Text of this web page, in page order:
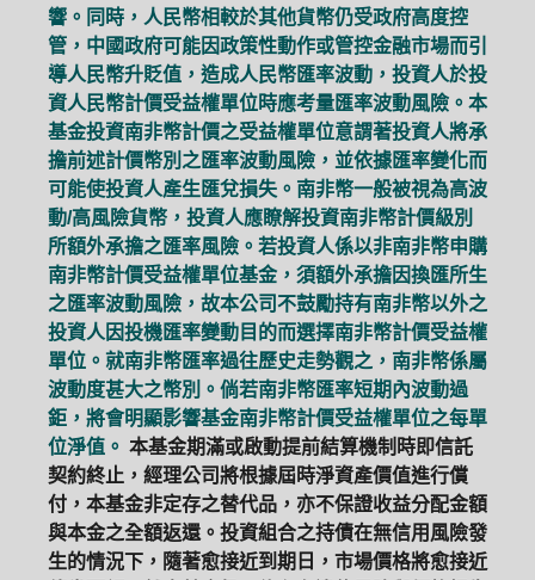
響。同時，人民幣相較於其他貨幣仍受政府高度控
管，中國政府可能因政策性動作或管控金融市場而引
導人民幣升貶值，造成人民幣匯率波動，投資人於投
資人民幣計價受益權單位時應考量匯率波動風險。本
基金投資南非幣計價之受益權單位意謂著投資人將承
擔前述計價幣別之匯率波動風險，並依據匯率變化而
可能使投資人產生匯兌損失。南非幣一般被視為高波
動/高風險貨幣，投資人應瞭解投資南非幣計價級別
所額外承擔之匯率風險。若投資人係以非南非幣申購
南非幣計價受益權單位基金，須額外承擔因換匯所生
之匯率波動風險，故本公司不鼓勵持有南非幣以外之
投資人因投機匯率變動目的而選擇南非幣計價受益權
單位。就南非幣匯率過往歷史走勢觀之，南非幣係屬
波動度甚大之幣別。倘若南非幣匯率短期內波動過
鉅，將會明顯影響基金南非幣計價受益權單位之每單
位淨值。 本基金期滿或啟動提前結算機制時即信託
契約終止，經理公司將根據屆時淨資產價值進行償
付，本基金非定存之替代品，亦不保證收益分配金額
與本金之全額返還。投資組合之持債在無信用風險發
生的情況下，隨著愈接近到期日，市場價格將愈接近